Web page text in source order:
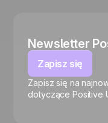
🍪
Newsletter
Zapisz się
Zapisz się na
dotyczące Positive